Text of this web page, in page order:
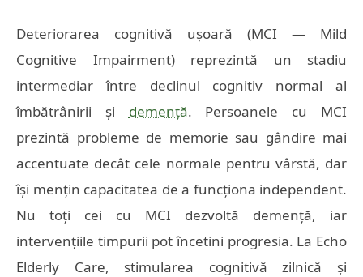
Deteriorarea cognitivă ușoară (MCI — Mild
Cognitive Impairment) reprezintă un stadiu
intermediar între declinul cognitiv normal al
îmbătrânirii și demență. Persoanele cu MCI
prezintă probleme de memorie sau gândire mai
accentuate decât cele normale pentru vârstă, dar
își mențin capacitatea de a funcționa independent.
Nu toți cei cu MCI dezvoltă demență, iar
intervențiile timpurii pot încetini progresia. La Echo
Elderly Care, stimularea cognitivă zilnică și